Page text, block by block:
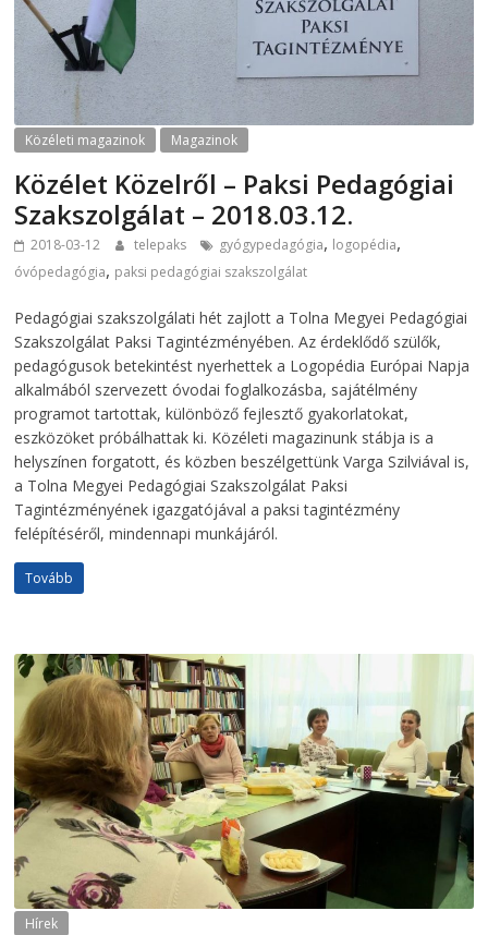
Közéleti magazinok Magazinok
Közélet Közelről – Paksi Pedagógiai
Szakszolgálat – 2018.03.12.
2018-03-12 telepaks gyógypedagógia, logopédia,
óvópedagógia, paksi pedagógiai szakszolgálat
Pedagógiai szakszolgálati hét zajlott a Tolna Megyei Pedagógiai
Szakszolgálat Paksi Tagintézményében. Az érdeklődő szülők,
pedagógusok betekintést nyerhettek a Logopédia Európai Napja
alkalmából szervezett óvodai foglalkozásba, sajátélmény
programot tartottak, különböző fejlesztő gyakorlatokat,
eszközöket próbálhattak ki. Közéleti magazinunk stábja is a
helyszínen forgatott, és közben beszélgettünk Varga Szilviával is,
a Tolna Megyei Pedagógiai Szakszolgálat Paksi
Tagintézményének igazgatójával a paksi tagintézmény
felépítéséről, mindennapi munkájáról.
Tovább
Hírek